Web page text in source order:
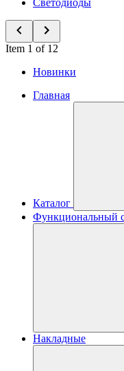
Светодиоды
Item 1 of 12
Новинки
Главная
Каталог
Функциональный
Накладные